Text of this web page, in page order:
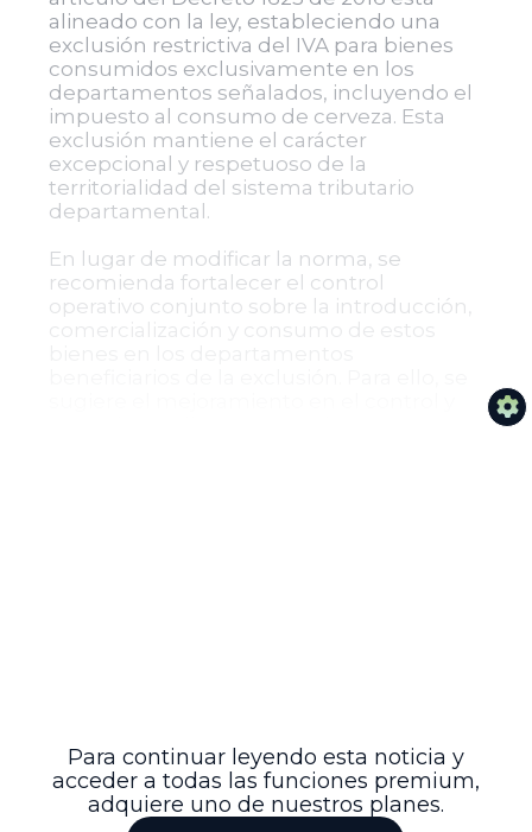
alineado con la ley, estableciendo una
exclusión restrictiva del IVA para bienes
consumidos exclusivamente en los
departamentos señalados, incluyendo el
impuesto al consumo de cerveza. Esta
exclusión mantiene el carácter
excepcional y respetuoso de la
territorialidad del sistema tributario
departamental.
En lugar de modificar la norma, se
recomienda fortalecer el control
operativo conjunto sobre la introducción,
comercialización y consumo de estos
Para continuar leyendo esta noticia y
acceder a todas las funciones premium,
adquiere uno de nuestros planes.